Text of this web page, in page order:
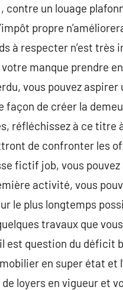
contre un louage
propre
à respecter n’est très
manque prendre
vous pouvez
de créer la
réfléchissez à ce titre
de confronter les
fictif job, vous
activité, vous
le plus longtemps
travaux que
question du déficit
en super état et
loyers en vigueur et